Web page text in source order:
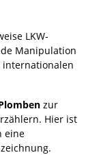
LKW-
Manipulation
internationalen
zur
Hier ist
eine